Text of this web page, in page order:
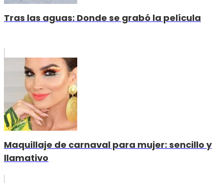
Tras las aguas: Donde se grabó la película
Maquillaje de carnaval para mujer: sencillo y
llamativo